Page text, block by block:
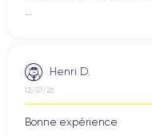
Henri D.
12/07/26
Bonne expérience